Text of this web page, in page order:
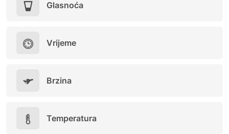
Glasnoća
Vrijeme
Brzina
Temperatura